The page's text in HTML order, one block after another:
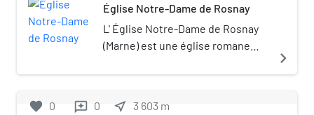
Église Notre-Dame de Rosnay
L' Église Notre-Dame de Rosnay
(Marne) est une église romane
navigate_next
favorite 0 reviews 0 near_me 3 603 m